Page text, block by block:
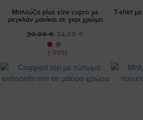
Μπλούζα plus size cupro με
ρεγκλάν μανίκια σε γκρι χρώμα
(-20%)
Ειδική
Τιμή
24,00 €
30,00 €
T-shirt με